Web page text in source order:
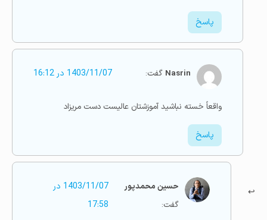
پاسخ
Nasrin گفت: 1403/11/07 در 16:12
واقعاً خسته نباشيد آموزشتان عاليست دست مريزاد
پاسخ
حسین محمدپور
گفت:
1403/11/07 در
17:58